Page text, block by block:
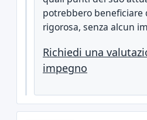
potrebbero beneficiare
rigorosa, senza alcun
Richiedi una
impegno